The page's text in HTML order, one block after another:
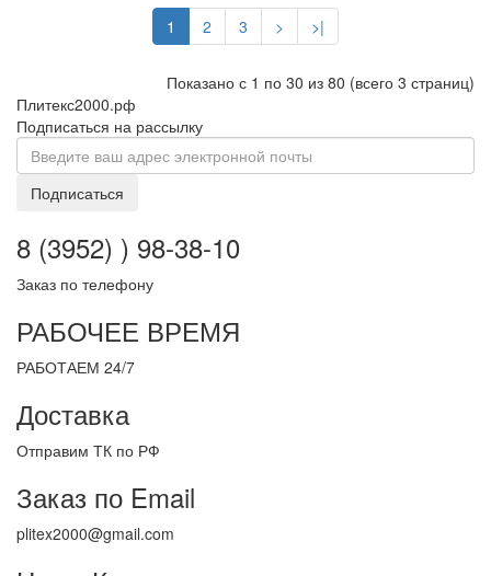
1 2 3 > >|
Показано с 1 по 30 из 80 (всего 3 страниц)
Плитекс2000.рф
Подписаться на рассылку
Подписаться
8 (3952) ) 98-38-10
Заказ по телефону
РАБОЧЕЕ ВРЕМЯ
РАБОТАЕМ 24/7
Доставка
Отправим ТК по РФ
Заказ по Email
plitex2000@gmail.com